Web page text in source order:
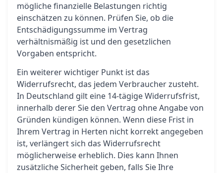
mögliche finanzielle Belastungen richtig
einschätzen zu können. Prüfen Sie, ob die
Entschädigungssumme im Vertrag
verhältnismäßig ist und den gesetzlichen
Vorgaben entspricht.
Ein weiterer wichtiger Punkt ist das
Widerrufsrecht, das jedem Verbraucher zusteht.
In Deutschland gilt eine 14-tägige Widerrufsfrist,
innerhalb derer Sie den Vertrag ohne Angabe von
Gründen kündigen können. Wenn diese Frist in
Ihrem Vertrag in Herten nicht korrekt angegeben
ist, verlängert sich das Widerrufsrecht
möglicherweise erheblich. Dies kann Ihnen
zusätzliche Sicherheit geben, falls Sie Ihre